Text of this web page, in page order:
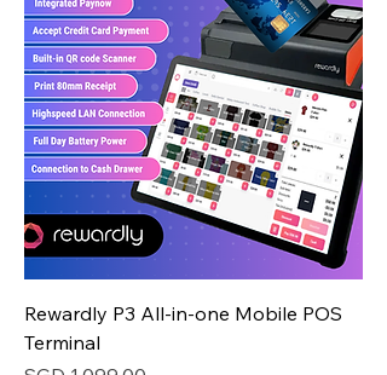
Rewardly P3 All-in-one Mobile POS
Terminal